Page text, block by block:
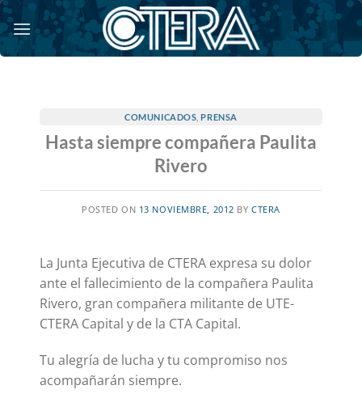
Saltar
al
contenido
COMUNICADOS ,PRENSA
Hasta siempre compañera Paulita
Rivero
POSTED ON 13 NOVIEMBRE, 2012 BYCTERA
La Junta Ejecutiva de CTERA expresa su dolor
ante el fallecimiento de la compañera Paulita
Rivero, gran compañera militante de UTE-
CTERA Capital y de la CTA Capital.
Tu alegría de lucha y tu compromiso nos
acompañarán siempre.